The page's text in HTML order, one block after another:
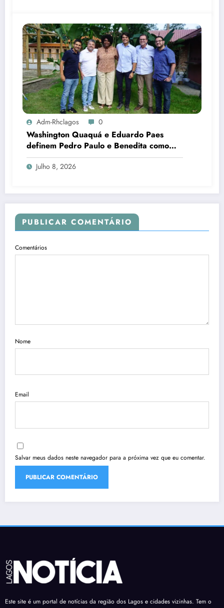
Adm-Rhclagos 0
Washington Quaquá e Eduardo Paes
definem Pedro Paulo e Benedita como
candidatos ao Senado no Rio
Julho 8, 2026
PUBLICAR COMENTÁRIO
Comentários
Nome
Email
Salvar meus dados neste navegador para a próxima vez que eu comentar.
Este site é um portal de notícias da região dos Lagos e cidades vizinhas. Tem o